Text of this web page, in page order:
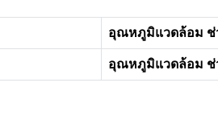
อุณหภูมิแวดล้อม ช่ว
อุณหภูมิแวดล้อม ช่ว